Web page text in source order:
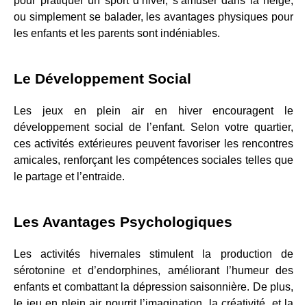
ou simplement se balader, les avantages physiques pour
les enfants et les parents sont indéniables.
Le Développement Social
Les jeux en plein air en hiver encouragent le
développement social de l’enfant. Selon votre quartier,
ces activités extérieures peuvent favoriser les rencontres
amicales, renforçant les compétences sociales telles que
le partage et l’entraide.
Les Avantages Psychologiques
Les activités hivernales stimulent la production de
sérotonine et d’endorphines, améliorant l’humeur des
enfants et combattant la dépression saisonnière. De plus,